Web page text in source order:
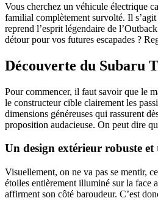
Vous cherchez un véhicule électrique
familial complètement survolté. Il s’agit
reprend l’esprit légendaire de
détour pour vos futures escapades ?
Découverte du Subaru
Pour commencer, il faut savoir que le
le constructeur cible clairement les
dimensions généreuses qui rassurent
proposition audacieuse. On peut dire
Un design extérieur robuste et
Visuellement, on ne va pas se mentir,
étoiles entièrement illuminé sur la face
affirment son côté baroudeur. C’est